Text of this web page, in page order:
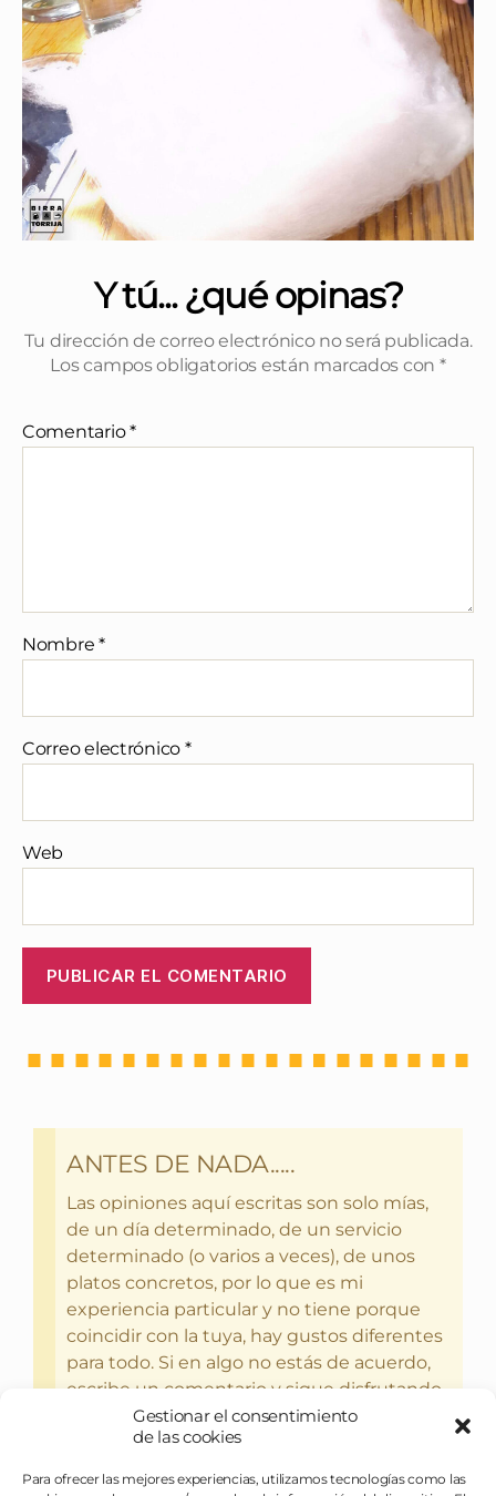
Gestionar el consentimiento
de las cookies
Para ofrecer las mejores experiencias, utilizamos tecnologías como las
Y tú... ¿qué opinas?
Tu dirección de correo electrónico no será publicada.
Los campos obligatorios están marcados con *
Comentario*
Nombre*
Correo electrónico *
Web
ANTES DE NADA.....
Las opiniones aquí escritas son solo mías,
de un día determinado, de un servicio
determinado (o varios a veces), de unos
platos concretos, por lo que es mi
experiencia particular y no tiene porque
coincidir con la tuya, hay gustos diferentes
para todo. Si en algo no estás de acuerdo,
escribe un comentario y sigue disfrutando
del bebercio y el glotoneo.